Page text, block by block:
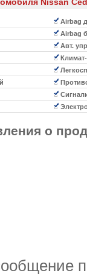
Airbag
Airbag
Авт.
о